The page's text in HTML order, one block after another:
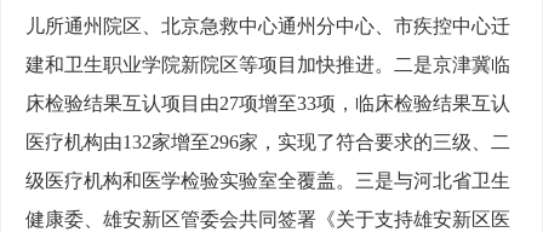
儿所通州院区、北京急救中心通州分中心、市疾控中心迁
建和卫生职业学院新院区等项目加快推进。二是京津冀临
床检验结果互认项目由27项增至33项，临床检验结果互认
医疗机构由132家增至296家，实现了符合要求的三级、二
级医疗机构和医学检验实验室全覆盖。三是与河北省卫生
健康委、雄安新区管委会共同签署《关于支持雄安新区医